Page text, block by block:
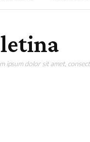
ipsum dolor sit amet,